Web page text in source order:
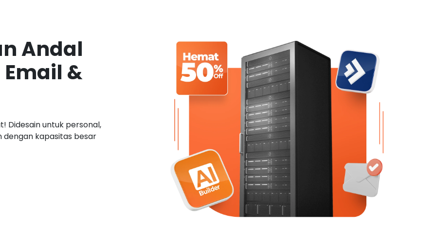
Andal
&
Didesain untuk personal,
dengan kapasitas besar